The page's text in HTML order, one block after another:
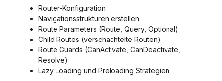
Router-Konfiguration
Navigationsstrukturen erstellen
Route Parameters (Route, Query, Optional)
Child Routes (verschachtelte Routen)
Route Guards (CanActivate, CanDeactivate,
Resolve)
Lazy Loading und Preloading Strategien